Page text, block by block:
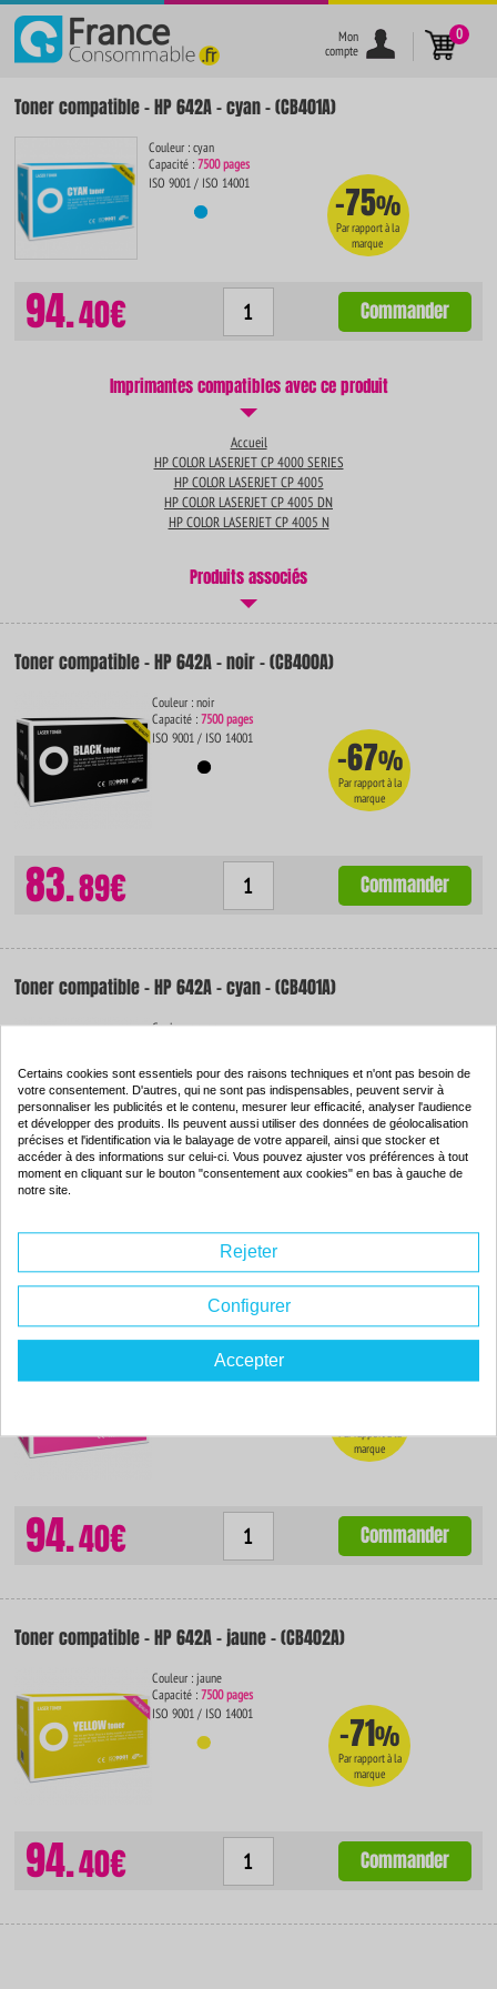
}
Mon
compte
0
Toner compatible - HP 642A - cyan - (CB401A)
Couleur : cyan
Capacité :7500 pages
ISO 9001 / ISO 14001
-75%
Par rapport à la
marque
94.40€ Commander
Imprimantes compatibles avec ce produit
Accueil
HP COLOR LASERJET CP 4000 SERIES
HP COLOR LASERJET CP 4005
HP COLOR LASERJET CP 4005 DN
HP COLOR LASERJET CP 4005 N
Produits associés
Toner compatible - HP 642A - noir - (CB400A)
Couleur : noir
Capacité :7500 pages
ISO 9001 / ISO 14001
-67%
Par rapport à la
marque
83.89€ Commander
Toner compatible - HP 642A - cyan - (CB401A)
Couleur : cyan
-75%
Par rapport à la
marque
94.
Toner compatible - HP 642A - magenta - (CB403A)
Couleur : magenta
7500 pages
Par rapport à la
marque
94.40€ Commander
Toner compatible - HP 642A - jaune - (CB402A)
Couleur : jaune
Capacité :7500 pages
ISO 9001 / ISO 14001
-71%
Par rapport à la
marque
94.40€ Commander
Certains cookies sont essentiels pour des raisons techniques et n'ont pas besoin de
votre consentement. D'autres, qui ne sont pas indispensables, peuvent servir à
personnaliser les publicités et le contenu, mesurer leur efficacité, analyser l'audience
et développer des produits. Ils peuvent aussi utiliser des données de géolocalisation
précises et l'identification via le balayage de votre appareil, ainsi que stocker et
accéder à des informations sur celui-ci. Vous pouvez ajuster vos préférences à tout
moment en cliquant sur le bouton "consentement aux cookies" en bas à gauche de
notre site.
Rejeter
Configurer
Accepter